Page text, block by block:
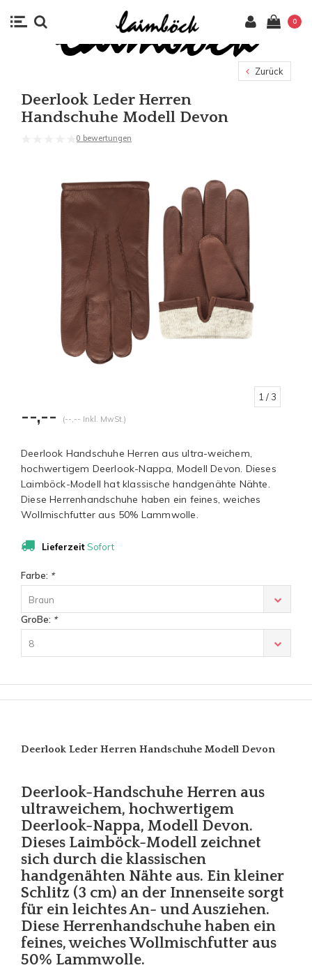
0
Zurück
Deerlook Leder Herren
Handschuhe Modell Devon
0 bewertungen
1 / 3
--,-- (--,-- Inkl. MwSt.)
Deerlook Handschuhe Herren aus ultra-weichem,
hochwertigem Deerlook-Nappa, Modell Devon. Dieses
Laimböck-Modell hat klassische handgenähte Nähte.
Diese Herrenhandschuhe haben ein feines, weiches
Wollmischfutter aus 50% Lammwolle.
LieferzeitSofort
Farbe: *
Braun
GroBe: *
8
Deerlook Leder Herren Handschuhe Modell Devon
Deerlook-Handschuhe Herren aus
ultraweichem, hochwertigem
Deerlook-Nappa, Modell Devon.
Dieses Laimböck-Modell zeichnet
sich durch die klassischen
handgenähten Nähte aus. Ein kleiner
Schlitz (3 cm) an der Innenseite sorgt
für ein leichtes An- und Ausziehen.
Diese Herrenhandschuhe haben ein
feines, weiches Wollmischfutter aus
50% Lammwolle.